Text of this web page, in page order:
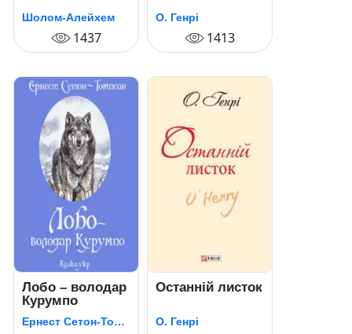
Шолом-Алейхем
1437
О. Генрі
1413
Лобо – володар
Курумпо
Ернест Сетон-Томпсон
Останній листок
О. Генрі